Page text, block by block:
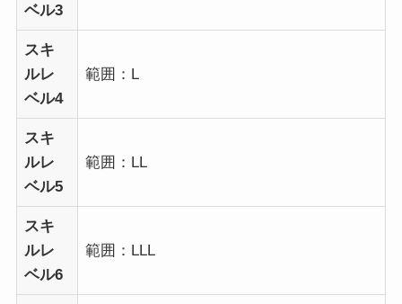
ベル3
スキ
ルレ
ベル4
範囲：L
スキ
ルレ
ベル5
範囲：LL
スキ
ルレ
ベル6
範囲：LLL